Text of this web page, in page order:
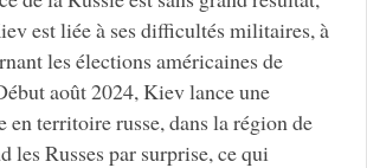
est liée à ses difficultés militaires, à
les élections américaines de
août 2024, Kiev lance une
territoire russe, dans la région de
les Russes par surprise, ce qui